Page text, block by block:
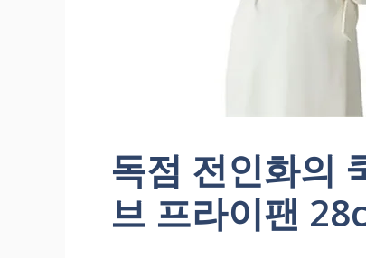
독점 전인화의
브 프라이팬